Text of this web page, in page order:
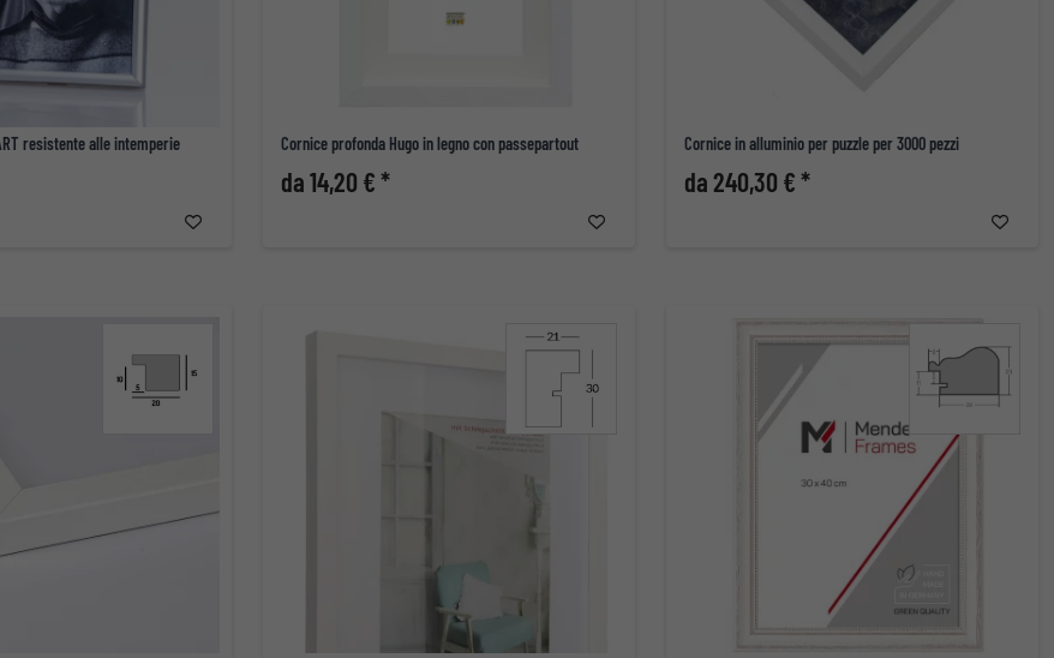
resistente alle intemperie Cornice profonda Hugo in legno con passepartout
da 14,20 € *
Cornice in alluminio per puzzle per 3000 pezzi
da 240,30 € *